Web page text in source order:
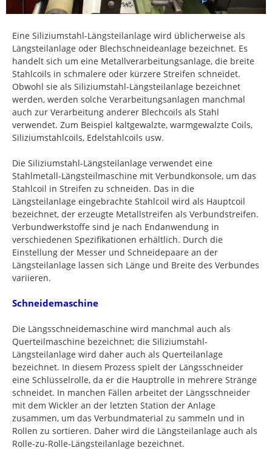
Eine Siliziumstahl-Längsteilanlage wird üblicherweise als
Längsteilanlage oder Blechschneideanlage bezeichnet. Es
handelt sich um eine Metallverarbeitungsanlage, die breite
Stahlcoils in schmalere oder kürzere Streifen schneidet.
Obwohl sie als Siliziumstahl-Längsteilanlage bezeichnet
werden, werden solche Verarbeitungsanlagen manchmal
auch zur Verarbeitung anderer Blechcoils als Stahl
verwendet. Zum Beispiel kaltgewalzte, warmgewalzte Coils,
Siliziumstahlcoils, Edelstahlcoils usw.
Die Siliziumstahl-Längsteilanlage verwendet eine
Stahlmetall-Längsteilmaschine mit Verbundkonsole, um das
Stahlcoil in Streifen zu schneiden. Das in die
Längsteilanlage eingebrachte Stahlcoil wird als Hauptcoil
bezeichnet, der erzeugte Metallstreifen als Verbundstreifen.
Verbundwerkstoffe sind je nach Endanwendung in
verschiedenen Spezifikationen erhältlich. Durch die
Einstellung der Messer und Schneidepaare an der
Längsteilanlage lassen sich Länge und Breite des Verbundes
variieren.
Schneidemaschine
Die Längsschneidemaschine wird manchmal auch als
Querteilmaschine bezeichnet; die Siliziumstahl-
Längsteilanlage wird daher auch als Querteilanlage
bezeichnet. In diesem Prozess spielt der Längsschneider
eine Schlüsselrolle, da er die Hauptrolle in mehrere Stränge
schneidet. In manchen Fällen arbeitet der Längsschneider
mit dem Wickler an der letzten Station der Anlage
zusammen, um das Verbundmaterial zu sammeln und in
Rollen zu sortieren. Daher wird die Längsteilanlage auch als
Rolle-zu-Rolle-Längsteilanlage bezeichnet.